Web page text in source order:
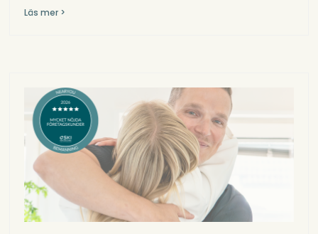
Läs mer >